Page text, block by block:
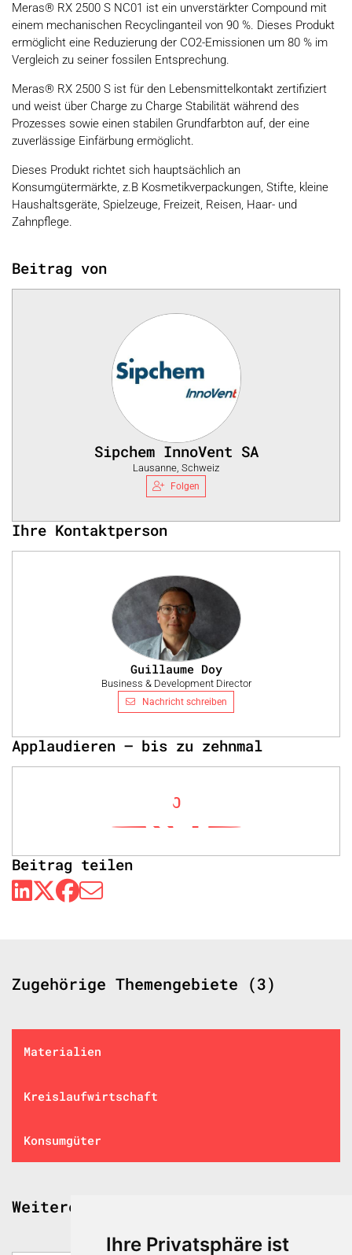
Ihre Privatsphäre ist
Meras® RX 2500 S NC01 ist ein unverstärkter Compound mit
einem mechanischen Recyclinganteil von 90 %. Dieses Produkt
ermöglicht eine Reduzierung der CO2-Emissionen um 80 % im
Vergleich zu seiner fossilen Entsprechung.
Meras® RX 2500 S ist für den Lebensmittelkontakt zertifiziert
und weist über Charge zu Charge Stabilität während des
Prozesses sowie einen stabilen Grundfarbton auf, der eine
zuverlässige Einfärbung ermöglicht.
Dieses Produkt richtet sich hauptsächlich an
Konsumgütermärkte, z.B Kosmetikverpackungen, Stifte, kleine
Haushaltsgeräte, Spielzeuge, Freizeit, Reisen, Haar- und
Zahnpflege.
Beitrag von
Sipchem InnoVent SA
Lausanne, Schweiz
Folgen
Ihre Kontaktperson
Guillaume Doy
Business & Development Director
Nachricht schreiben
Applaudieren – bis zu zehnmal
0
Beitrag teilen
Zugehörige Themengebiete (3)
Materialien
Kreislaufwirtschaft
Konsumgüter
Weitere spannende Beiträge